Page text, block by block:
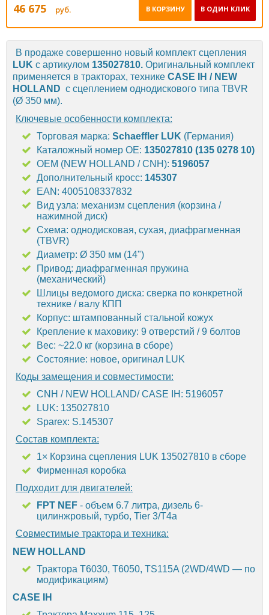
46 675 руб. В ОДИН КЛИК
В КОРЗИНУ
В продаже совершенно новый комплект сцепления
LUK с артикулом 135027810. Оригинальный комплект
применяется в тракторах, технике CASE IH / NEW
HOLLAND с сцеплением однодискового типа TBVR
(Ø 350 мм).
Ключевые особенности комплекта:
Торговая марка: Schaeffler LUK (Германия)
Каталожный номер OE: 135027810 (135 0278 10)
OEM (NEW HOLLAND / CNH): 5196057
Дополнительный кросс: 145307
EAN: 4005108337832
Вид узла: механизм сцепления (корзина /
нажимной диск)
Схема: однодисковая, сухая, диафрагменная
(TBVR)
Диаметр: Ø 350 мм (14")
Привод: диафрагменная пружина
(механический)
Шлицы ведомого диска: сверка по конкретной
технике / валу КПП
Корпус: штампованный стальной кожух
Крепление к маховику: 9 отверстий / 9 болтов
Вес: ~22.0 кг (корзина в сборе)
Состояние: новое, оригинал LUK
Коды замещения и совместимости:
CNH / NEW HOLLAND/ CASE IH: 5196057
LUK: 135027810
Sparex: S.145307
Состав комплекта:
1× Корзина сцепления LUK 135027810 в сборе
Фирменная коробка
Подходит для двигателей:
FPT NEF - объем 6.7 литра, дизель 6-
цилинжровый, турбо, Tier 3/T4a
Совместимые трактора и техника:
NEW HOLLAND
Трактора T6030, T6050, TS115A (2WD/4WD — по
модификациям)
CASE IH